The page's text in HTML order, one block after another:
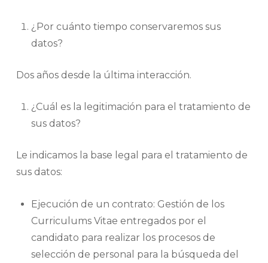
¿Por cuánto tiempo conservaremos sus
datos?
Dos años desde la última interacción.
¿Cuál es la legitimación para el tratamiento de
sus datos?
Le indicamos la base legal para el tratamiento de
sus datos:
Ejecución de un contrato: Gestión de los
Curriculums Vitae entregados por el
candidato para realizar los procesos de
selección de personal para la búsqueda del